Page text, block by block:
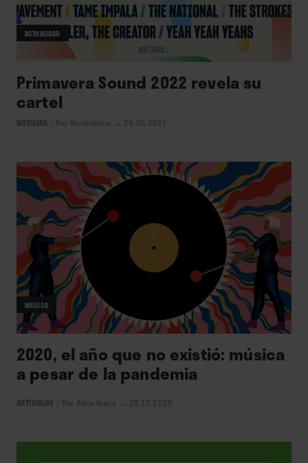
ACTUALIDAD
Primavera Sound 2022 revela su
cartel
NOTICIAS Por Rockdelux → 25.05.2021
MÚSICA
2020, el año que no existió: música
a pesar de la pandemia
ARTÍCULOS Por Aleix Ibars → 28.12.2020